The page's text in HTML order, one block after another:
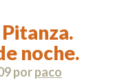
noche.
porpaco